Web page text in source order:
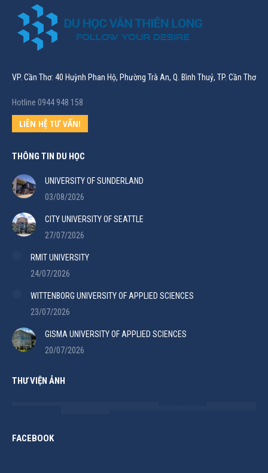
VP. Cần Thơ: 40 Huỳnh Phan Hộ, Phường Trà An, Q. Bình Thuỷ, TP. Cần Thơ
Hotline 0944 948 158
LIÊN HỆ TƯ VẤN!
THÔNG TIN DU HỌC
UNIVERSITY OF SUNDERLAND
03/08/2026
CITY UNIVERSITY OF SEATTLE
27/07/2026
RMIT UNIVERSITY
24/07/2026
WITTENBORG UNIVERSITY OF APPLIED SCIENCES
23/07/2026
GISMA UNIVERSITY OF APPLIED SCIENCES
20/07/2026
THƯ VIỆN ẢNH
FACEBOOK